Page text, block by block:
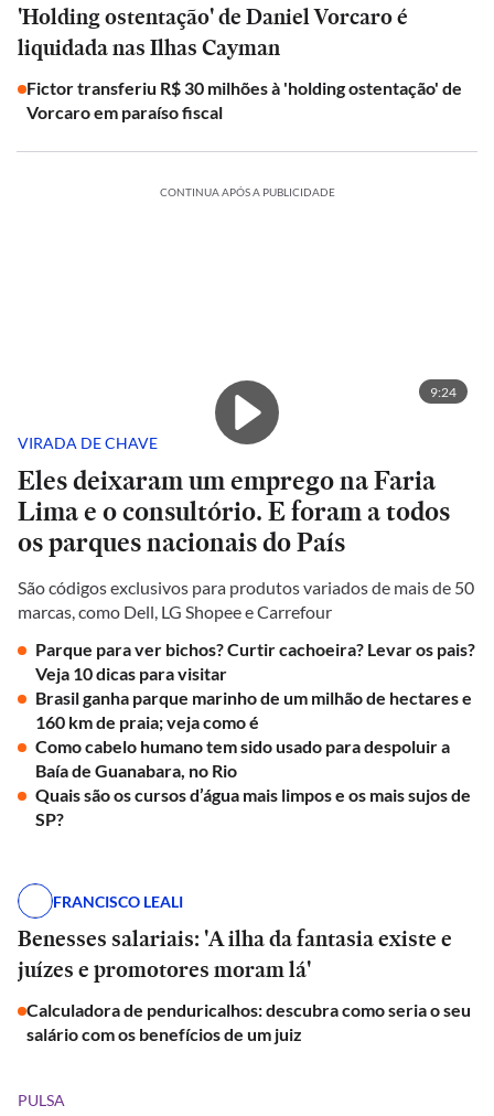
'Holding ostentação' de Daniel Vorcaro é
liquidada nas Ilhas Cayman
Fictor transferiu R$ 30 milhões à 'holding ostentação' de
Vorcaro em paraíso fiscal
CONTINUA APÓS A PUBLICIDADE
9:24
VIRADA DE CHAVE
Eles deixaram um emprego na Faria
Lima e o consultório. E foram a todos
os parques nacionais do País
São códigos exclusivos para produtos variados de mais de 50
marcas, como Dell, LG Shopee e Carrefour
Parque para ver bichos? Curtir cachoeira? Levar os pais?
Veja 10 dicas para visitar
Brasil ganha parque marinho de um milhão de hectares e
160 km de praia; veja como é
Como cabelo humano tem sido usado para despoluir a
Baía de Guanabara, no Rio
Quais são os cursos d’água mais limpos e os mais sujos de
SP?
FRANCISCO LEALI
Benesses salariais: 'A ilha da fantasia existe e
juízes e promotores moram lá'
Calculadora de penduricalhos: descubra como seria o seu
salário com os benefícios de um juiz
PULSA